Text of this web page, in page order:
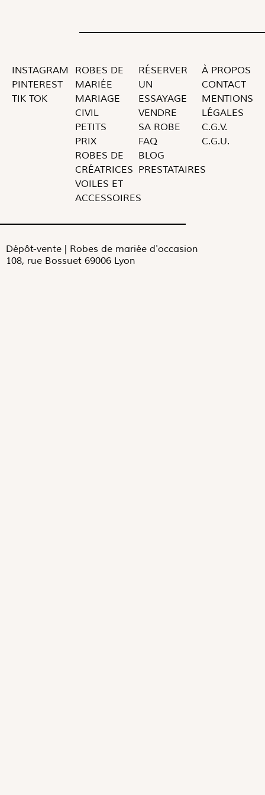
INSTAGRAM
PINTEREST
TIK TOK
ROBES DE
MARIÉE
MARIAGE
CIVIL
PETITS
PRIX
ROBES DE
CRÉATRICES
VOILES ET
ACCESSOIRES
RÉSERVER
UN
ESSAYAGE
VENDRE
SA ROBE
FAQ
BLOG
PRESTATAIRES
À PROPOS
CONTACT
MENTIONS
LÉGALES
C.G.V.
C.G.U.
Dépôt-vente | Robes de mariée d'occasion
108, rue Bossuet 69006 Lyon